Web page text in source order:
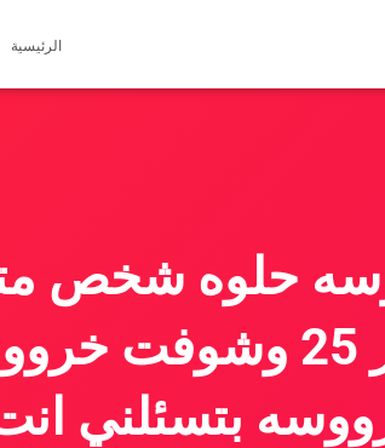
الرئيسية
وشخص متوفي اخر 25
بتسئلني